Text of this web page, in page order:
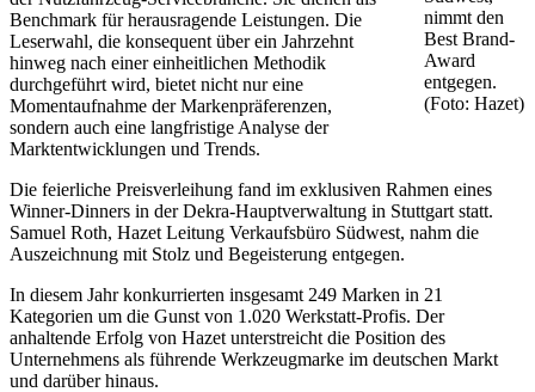
nimmt den
Best Brand-
Award
entgegen.
(Foto: Hazet)
Benchmark für herausragende Leistungen. Die
Leserwahl, die konsequent über ein Jahrzehnt
hinweg nach einer einheitlichen Methodik
durchgeführt wird, bietet nicht nur eine
Momentaufnahme der Markenpräferenzen,
sondern auch eine langfristige Analyse der
Marktentwicklungen und Trends.
Die feierliche Preisverleihung fand im exklusiven Rahmen eines
Winner-Dinners in der Dekra-Hauptverwaltung in Stuttgart statt.
Samuel Roth, Hazet Leitung Verkaufsbüro Südwest, nahm die
Auszeichnung mit Stolz und Begeisterung entgegen.
In diesem Jahr konkurrierten insgesamt 249 Marken in 21
Kategorien um die Gunst von 1.020 Werkstatt-Profis. Der
anhaltende Erfolg von Hazet unterstreicht die Position des
Unternehmens als führende Werkzeugmarke im deutschen Markt
und darüber hinaus.